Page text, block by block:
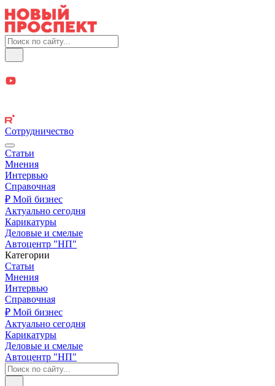
Сотрудничество
Статьи
Мнения
Интервью
Справочная
₽ Мой бизнес
Актуально сегодня
Карикатуры
Деловые и смелые
Автоцентр "НП"
Категории
Статьи
Мнения
Интервью
Справочная
₽ Мой бизнес
Актуально сегодня
Карикатуры
Деловые и смелые
Автоцентр "НП"